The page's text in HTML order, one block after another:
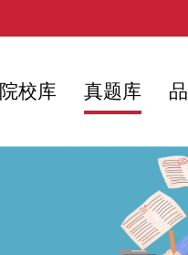
院校库 真题库